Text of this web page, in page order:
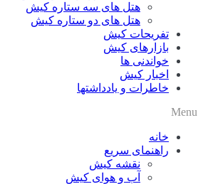
هتل های سه ستاره کیش
هتل های دو ستاره کیش
تفریحات کیش
بازارهای کیش
خواندنی ها
اخبار کیش
خاطرات و یادداشتها
Menu
خانه
راهنمای سریع
نقشه کیش
آب و هوای کیش